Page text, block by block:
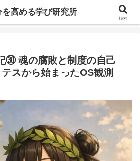
びについて研究し、セミナーや情報（ブログ、動
㉚ 魂の腐敗と制度の自己
スから始まったOS観測
を高める学び研究所
検索